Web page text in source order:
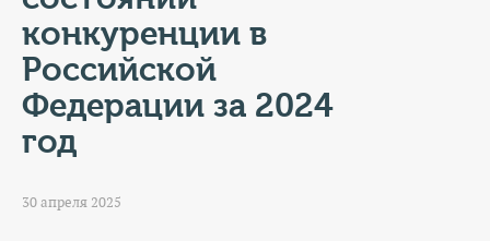
ГЕРОИ Z
КАТАЛОГ УСЛУГ
СЛУЖБА ПО КОНТРАКТУ
конкуренции в
Российской
Федерации за 2024
год
30 апреля 2025